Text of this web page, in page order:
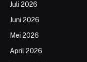
Juli 2026
Juni 2026
Mei 2026
April 2026